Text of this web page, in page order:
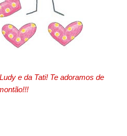
e da Tati! Te adoramos de